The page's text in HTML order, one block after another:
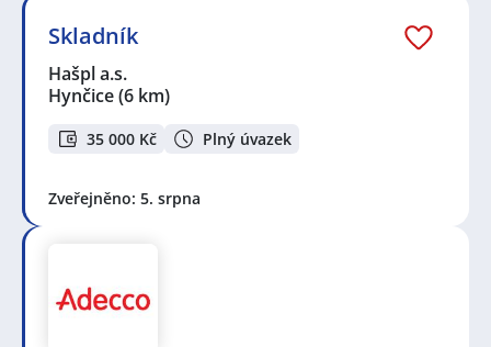
Skladník
Hašpl a.s.
Hynčice(6 km)
35 000 Kč Plný úvazek
Zveřejněno: 5. srpna